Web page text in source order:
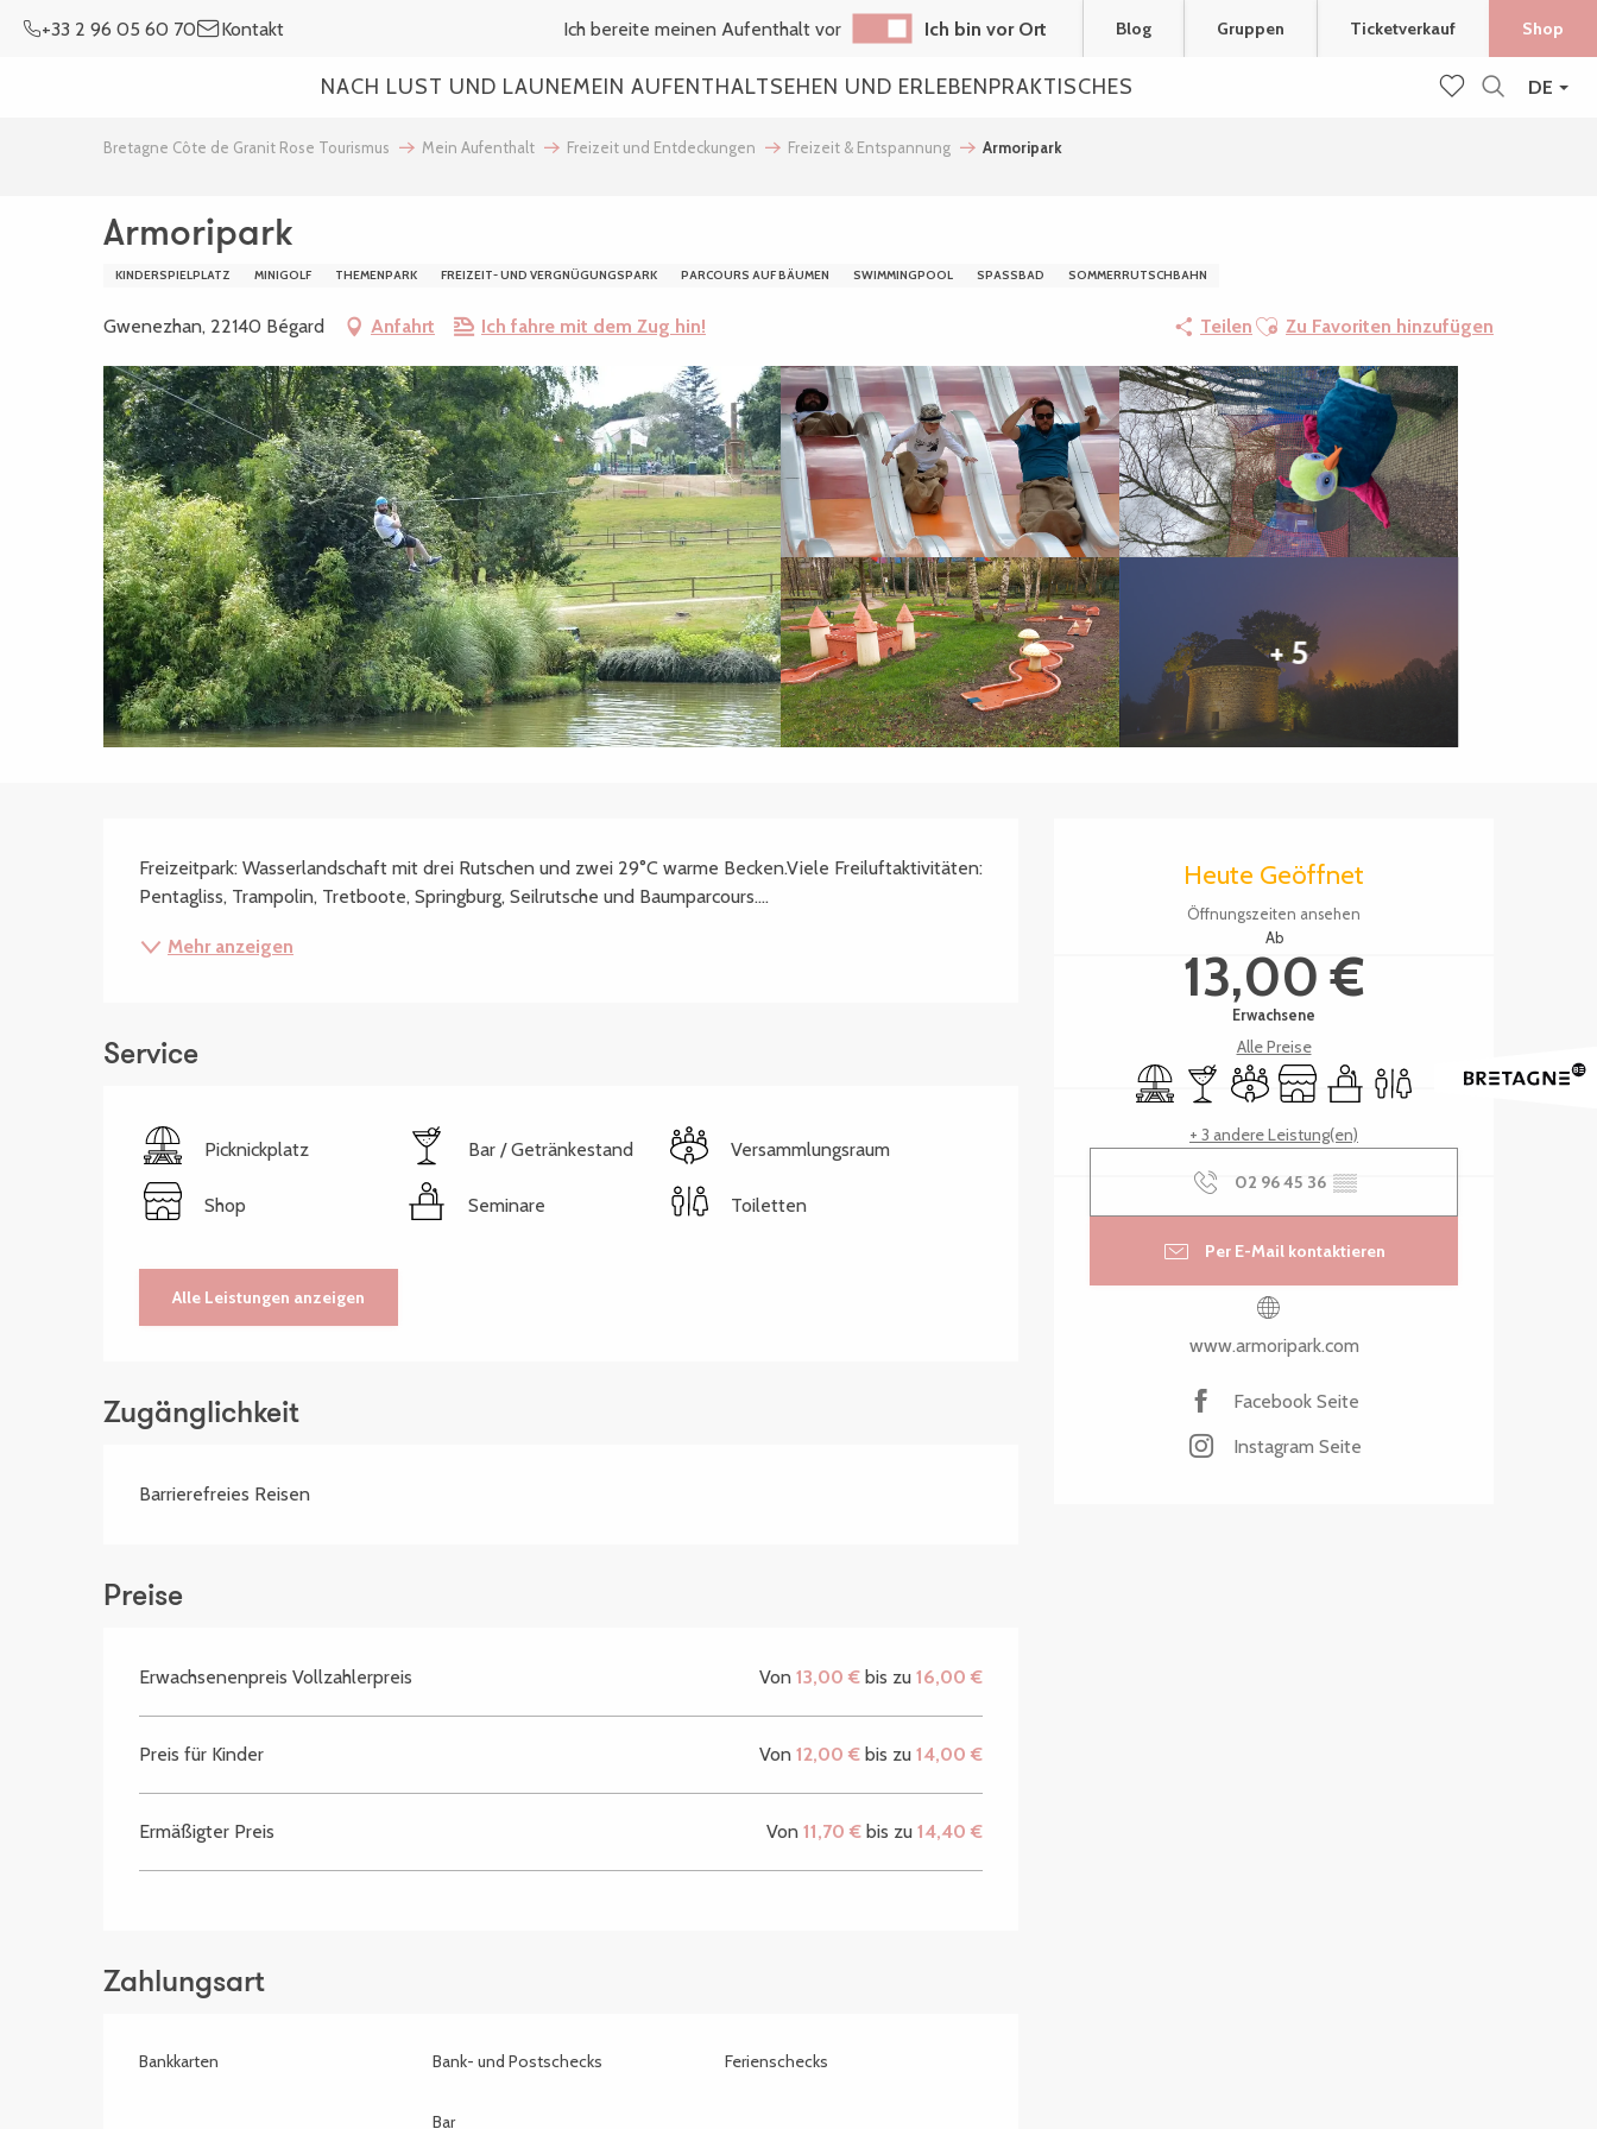
DE
+33 2 96 05 60 70 Kontakt Ich bereite meinen Aufenthalt vor Ich bin vor Ort Blog Gruppen Ticketverkauf Shop
NACH LUST UND LAUNEMEIN AUFENTHALTSEHEN UND ERLEBENPRAKTISCHES
Bretagne Côte de Granit Rose Tourismus Mein Aufenthalt Freizeit und Entdeckungen Freizeit & Entspannung Armoripark
Armoripark
KINDERSPIELPLATZ MINIGOLF THEMENPARK FREIZEIT- UND VERGNÜGUNGSPARK PARCOURS AUF BÄUMEN SWIMMINGPOOL SPASSBAD SOMMERRUTSCHBAHN
Gwenezhan, 22140 Bégard Anfahrt Ich fahre mit dem Zug hin! Teilen Ajouter aux favoris
Zu Favoriten hinzufügen
+ 5
Heute Geöffnet
Öffnungszeiten ansehen
Ab
13,00 €
Erwachsene
Alle Preise
PicknickplatzBar / Getränkestand
Versammlungsraum
Shop SeminareToiletten
+ 3 andere Leistung(en)
02 96 45 36 ▒▒
Per E-Mail kontaktieren
www.armoripark.com
Facebook Seite
Instagram Seite
Beschreibung
Freizeitpark: Wasserlandschaft mit drei Rutschen und zwei 29°C warme Becken.Viele Freiluftaktivitäten:
Pentagliss, Trampolin, Tretboote, Springburg, Seilrutsche und Baumparcours….
Mehr anzeigen
Service
Picknickplatz Bar / Getränkestand Versammlungsraum
Shop Seminare Toiletten
Alle Leistungen anzeigen
Zugänglichkeit
Barrierefreies Reisen
Preise
Erwachsenenpreis Vollzahlerpreis Von13,00 € bis zu16,00 €
Preis für Kinder Von12,00 € bis zu14,00 €
Ermäßigter Preis Von11,70 € bis zu14,40 €
Zahlungsart
Bankkarten Bank- und Postschecks Ferienschecks
Bar